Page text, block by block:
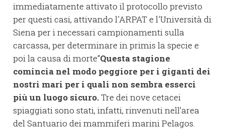
immediatamente attivato il protocollo previsto
per questi casi, attivando l'ARPAT e l'Università di
Siena per i necessari campionamenti sulla
carcassa, per determinare in primis la specie e
poi la causa di morte“Questa stagione
comincia nel modo peggiore per i giganti dei
nostri mari per i quali non sembra esserci
più un luogo sicuro.Tre dei nove cetacei
spiaggiati sono stati, infatti, rinvenuti nell’area
del Santuario dei mammiferi marini Pelagos.